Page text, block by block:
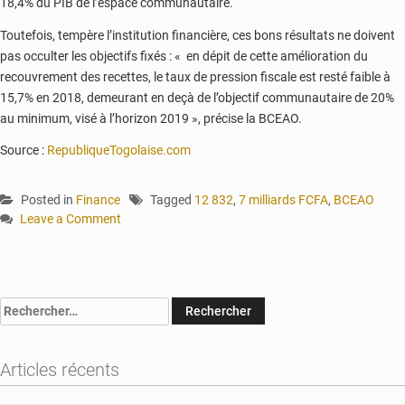
Toutefois, tempère l’institution financière, ces bons résultats ne doivent
pas occulter les objectifs fixés : « en dépit de cette amélioration du
recouvrement des recettes, le taux de pression fiscale est resté faible à
15,7% en 2018, demeurant en deçà de l’objectif communautaire de 20%
au minimum, visé à l’horizon 2019 », précise la BCEAO.
Source : RepubliqueTogolaise.com
Posted in Finance Tagged 12 832, 7 milliards FCFA, BCEAO
Leave a Comment
le
enregistré
une
Rechercher :
Articles récents